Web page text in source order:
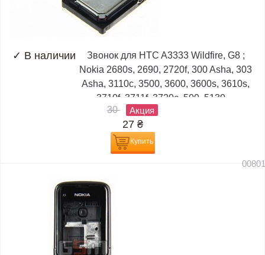
✓ В наличии
Звонок для HTC A3333 Wildfire, G8 ;
Nokia 2680s, 2690, 2720f, 300 Asha, 303
Asha, 3110c, 3500, 3600, 3600s, 3610s,
3710f, 3711f, 3720c, 500, 5130,...
30
Акция
27 ₴
Купить